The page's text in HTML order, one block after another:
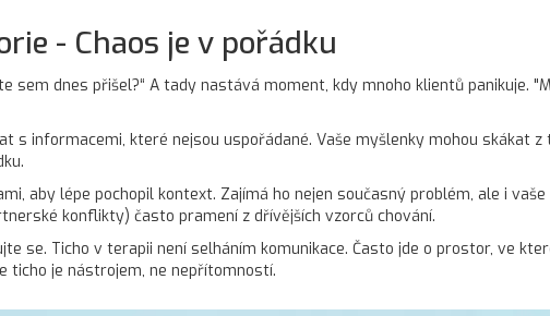
- Chaos je v pořádku
sem dnes přišel?“ A tady nastává moment, kdy mnoho klientů panikuje.
s informacemi, které nejsou uspořádané. Vaše myšlenky mohou skákat
aby lépe pochopil kontext. Zajímá ho nejen současný problém, ale i
konflikty) často pramení z dřívějších vzorců chování.
se. Ticho v terapii není selháním komunikace. Často jde o prostor, ve
ticho je nástrojem, ne nepřítomností.